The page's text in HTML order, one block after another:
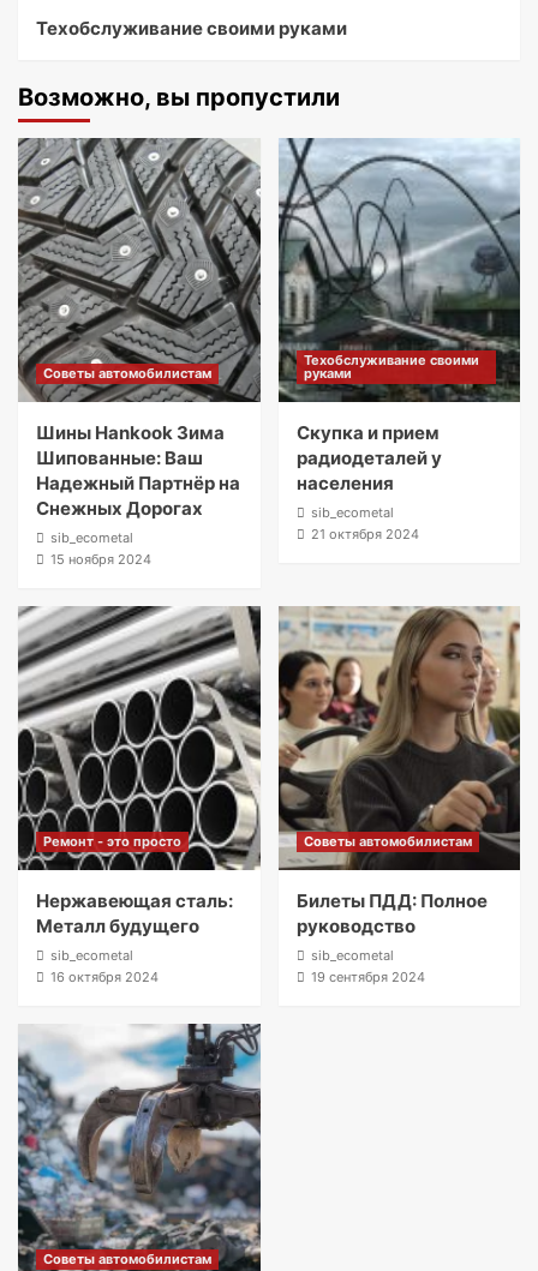
Техобслуживание своими руками
Возможно, вы пропустили
Советы автомобилистам
Шины Hankook Зима
Шипованные: Ваш
Надежный Партнёр на
Снежных Дорогах
sib_ecometal
15 ноября 2024
Техобслуживание своими
руками
Скупка и прием
радиодеталей у
населения
sib_ecometal
21 октября 2024
Ремонт - это просто
Нержавеющая сталь:
Металл будущего
sib_ecometal
16 октября 2024
Советы автомобилистам
Билеты ПДД: Полное
руководство
sib_ecometal
19 сентября 2024
Советы автомобилистам